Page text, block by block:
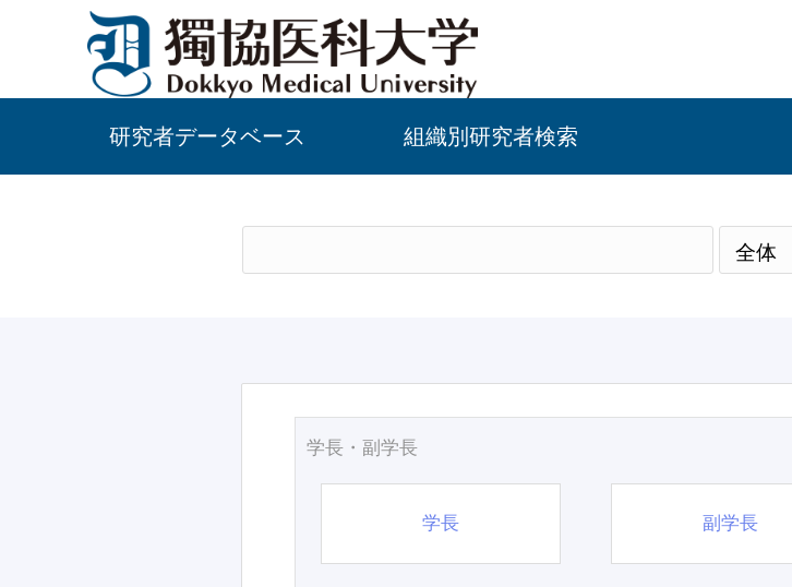
研究者データベース 組織別研究者検索
学長・副学長
学長 副学長